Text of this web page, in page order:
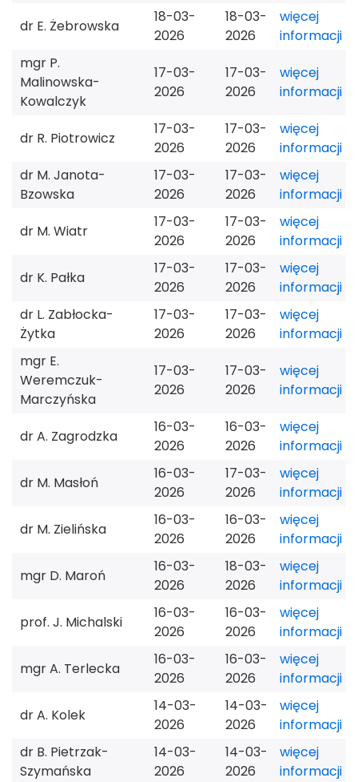
dr E. Żebrowska
18-03-
2026
18-03-
2026
więcej
informacji
mgr P.
Malinowska-
Kowalczyk
17-03-
2026
17-03-
2026
więcej
informacji
dr R. Piotrowicz
17-03-
2026
17-03-
2026
więcej
informacji
dr M. Janota-
Bzowska
17-03-
2026
17-03-
2026
więcej
informacji
dr M. Wiatr
17-03-
2026
17-03-
2026
więcej
informacji
dr K. Pałka
17-03-
2026
17-03-
2026
więcej
informacji
dr L. Zabłocka-
Żytka
17-03-
2026
17-03-
2026
więcej
informacji
mgr E.
Weremczuk-
Marczyńska
17-03-
2026
17-03-
2026
więcej
informacji
dr A. Zagrodzka
16-03-
2026
16-03-
2026
więcej
informacji
dr M. Masłoń
16-03-
2026
17-03-
2026
więcej
informacji
dr M. Zielińska
16-03-
2026
16-03-
2026
więcej
informacji
mgr D. Maroń
16-03-
2026
18-03-
2026
więcej
informacji
prof. J. Michalski
16-03-
2026
16-03-
2026
więcej
informacji
mgr A. Terlecka
16-03-
2026
16-03-
2026
więcej
informacji
dr A. Kolek
14-03-
2026
14-03-
2026
więcej
informacji
dr B. Pietrzak-
Szymańska
14-03-
2026
14-03-
2026
więcej
informacji